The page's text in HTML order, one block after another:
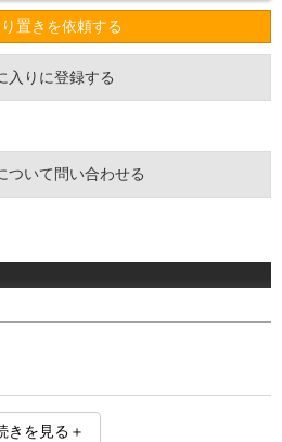
置きを依頼する
入りに登録する
ついて問い合わせる
きを見る＋